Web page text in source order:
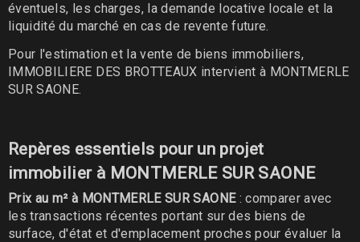
éventuels, les charges, la demande locative locale et la
liquidité du marché en cas de revente future.
Pour l'estimation et la vente de biens immobiliers,
IMMOBILIERE DES BROTTEAUX intervient à MONTMERLE
SUR SAONE.
Repères essentiels pour un projet
immobilier à MONTMERLE SUR SAONE
Prix au m² à MONTMERLE SUR SAONE: comparer avec
les transactions récentes portant sur des biens de
surface, d'état et d'emplacement proches pour évaluer la